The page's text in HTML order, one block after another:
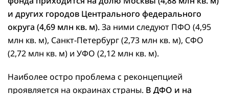
и других городов Центрального федерального
округа (4,69 млн кв. м).За ними следуют ПФО (4,95
млн кв. м), Санкт-Петербург (2,73 млн кв. м), СФО
(2,72 млн кв. м) и УФО (2,12 млн кв. м).
Наиболее остро проблема с реконцепцией
проявляется на окраинах страны. В ДФО и на